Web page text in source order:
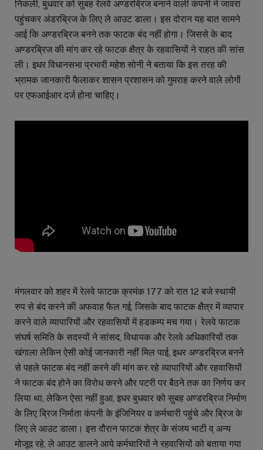
निकली, बुधवार को सुबह रेलवे अण्डरब्रिज बनाने वाली कंपनी ने जावरा
पहुंचकर अंडरब्रिज के लिए ले आउट डाला। इस दोरान यह बात सामने
आई कि अण्डरब्रिज बनने तक फाटक बंद नहीं होगा। जिससे के बाद
अण्डरब्रिज की मांग कर रहे फाटक क्षैत्र के रहवासियों ने राहत की सांस
ली। इधर विधानसभा प्रभारी महेश सोनी ने बताया कि इस तरह की
भ्रामक जानकारी फैलाकर शासन प्रशासन को गुमराह करने वाले लोगों
पर एफआईआर दर्ज होना चाहिए।
मंगलवार को शहर में रेलवे फाटक क्रमंक 177 को रात 12 बजे स्थायी
रुप से बंद करने की अफवाह फैल गई, जिसके बाद फाटक क्षैत्र में व्यापार
करने वाले व्यापारियों और रहवासियों में हडकम्प मच गया। रेलवे फाटक
संघर्ष समिति के सदस्यों ने सांसद, विधायक और रेलवे अधिकारियों तक
खंगाला लेकिन ऐसी कोई जानकारी नहीं मिल पाई, इधर अण्डरब्रिज बनने
से पहले फाटक बंद नहीं करने की मांग कर रहे व्यापारियों और रहवासियों
ने फाटक बंद होने का विरोध करने और पटरी पर बैठने तक का निर्णय कर
लिया था, लेकिन ऐसा नहीं हुआ, इधर बुधवार को सुबह अण्डरब्रिज निर्माण
के लिए ब्रिज निर्माता कंपनी के इंजिनियर व कर्मचारी पहुंचे और ब्रिज के
लिए ले आउट डाला। इस दौरान फाटक शेत्र के संजय भाटी व् अन्य
मोजूद रहे, ले आउट डालने आये कर्मचारियों ने रहवासियों को बताया गया